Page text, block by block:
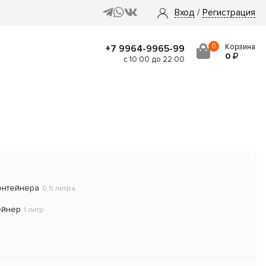
Вход / Регистрация
+7 9964-9965-99
с 10:00 до 22:00
0 Корзина
0
0,5 литра
1 литр